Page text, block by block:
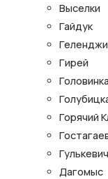
Выселки
Гайдук
Гирей
Головинка
Горячий
Дагомыс